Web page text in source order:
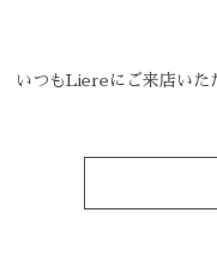
いつもLiereにご来店いた